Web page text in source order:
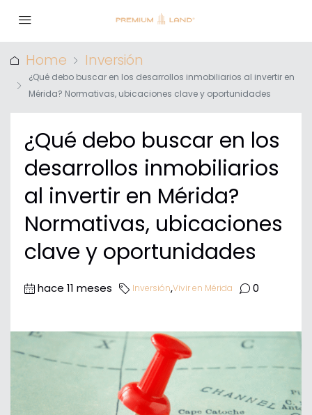
Home Inversión
¿Qué debo buscar en los desarrollos inmobiliarios al invertir en
Mérida? Normativas, ubicaciones clave y oportunidades
¿Qué debo buscar en los
desarrollos inmobiliarios
al invertir en Mérida?
Normativas, ubicaciones
clave y oportunidades
hace 11 meses Inversión,Vivir en Mérida 0